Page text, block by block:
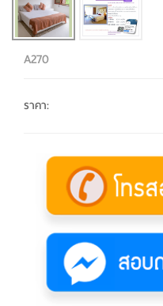
A270
ราคา: